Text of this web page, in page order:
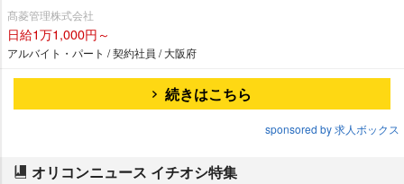
髙菱管理株式会社
日給1万1,000円～
アルバイト・パート / 契約社員 / 大阪府
続きはこちら
sponsored by 求人ボックス
オリコンニュース イチオシ特集